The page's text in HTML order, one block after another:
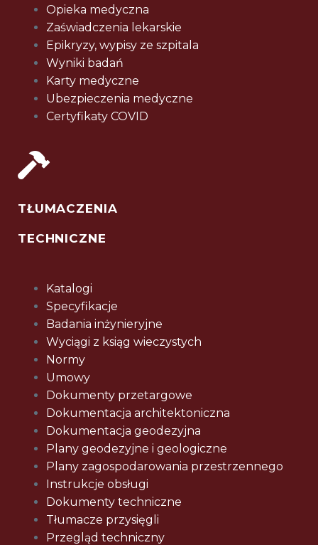
Opieka medyczna
Zaświadczenia lekarskie
Epikryzy, wypisy ze szpitala
Wyniki badań
Karty medyczne
Ubezpieczenia medyczne
Certyfikaty COVID
TŁUMACZENIA
TECHNICZNE
Katalogi
Specyfikacje
Badania inżynieryjne
Wyciągi z ksiąg wieczystych
Normy
Umowy
Dokumenty przetargowe
Dokumentacja architektoniczna
Dokumentacja geodezyjna
Plany geodezyjne i geologiczne
Plany zagospodarowania przestrzennego
Instrukcje obsługi
Dokumenty techniczne
Tłumacze przysięgli
Przegląd techniczny